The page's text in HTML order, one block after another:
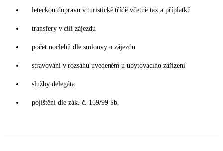
leteckou dopravu v turistické třídě včetně tax a příplatků
transfery v cíli zájezdu
počet noclehů dle smlouvy o zájezdu
stravování v rozsahu uvedeném u ubytovacího zařízení
služby delegáta
pojištění dle zák. č. 159/99 Sb.